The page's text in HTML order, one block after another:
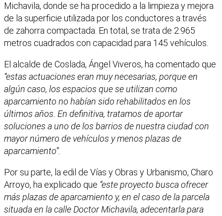
Michavila, donde se ha procedido a la limpieza y mejora
de la superficie utilizada por los conductores a través
de zahorra compactada. En total, se trata de 2.965
metros cuadrados con capacidad para 145 vehículos.
El alcalde de Coslada, Ángel Viveros, ha comentado que
“estas actuaciones eran muy necesarias, porque en
algún caso, los espacios que se utilizan como
aparcamiento no habían sido rehabilitados en los
últimos años. En definitiva, tratamos de aportar
soluciones a uno de los barrios de nuestra ciudad con
mayor número de vehículos y menos plazas de
aparcamiento”.
Por su parte, la edil de Vías y Obras y Urbanismo, Charo
Arroyo, ha explicado que “este proyecto busca ofrecer
más plazas de aparcamiento y, en el caso de la parcela
situada en la calle Doctor Michavila, adecentarla para